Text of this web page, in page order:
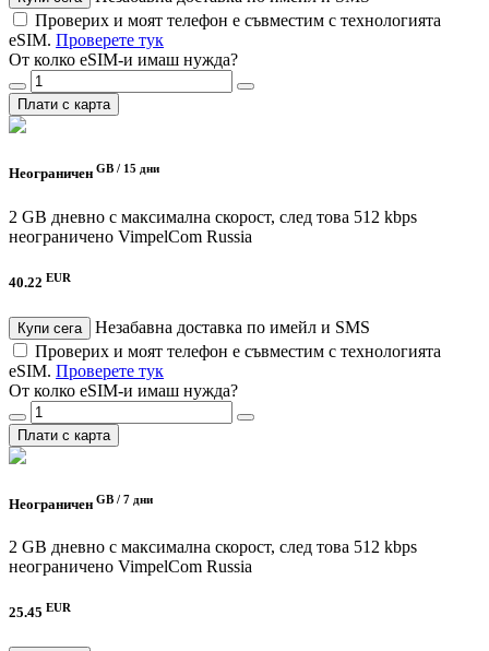
Проверих и моят телефон е съвместим с технологията
eSIM. Проверете тук
От колко eSIM-и имаш нужда?
Плати с карта
Неограничен GB / 15 дни
2 GB дневно с максимална скорост, след това 512 kbps
неограничено VimpelCom Russia
40.22 EUR
Купи сега
Незабавна доставка по имейл и SMS
Проверих и моят телефон е съвместим с технологията
eSIM. Проверете тук
От колко eSIM-и имаш нужда?
Плати с карта
Неограничен GB / 7 дни
2 GB дневно с максимална скорост, след това 512 kbps
неограничено VimpelCom Russia
25.45 EUR